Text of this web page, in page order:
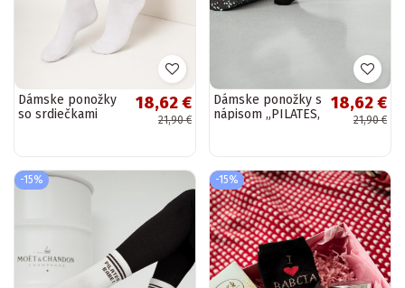
Dámske ponožky
so srdiečkami
18,62 €
21,90 €
Dámske ponožky s
nápisom „PILATES,
18,62 €
21,90 €
-15% -15%